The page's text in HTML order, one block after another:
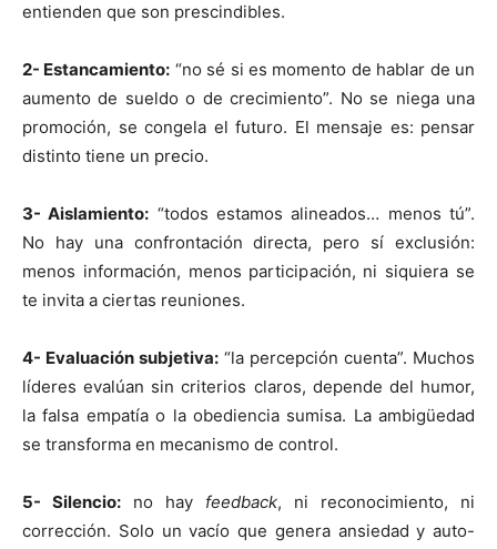
entienden que son prescindibles.
2- Estancamiento: “no sé si es momento de hablar de un
aumento de sueldo o de crecimiento”. No se niega una
promoción, se congela el futuro. El mensaje es: pensar
distinto tiene un precio.
3- Aislamiento: “todos estamos alineados… menos tú”.
No hay una confrontación directa, pero sí exclusión:
menos información, menos participación, ni siquiera se
te invita a ciertas reuniones.
4- Evaluación subjetiva: “la percepción cuenta”. Muchos
líderes evalúan sin criterios claros, depende del humor,
la falsa empatía o la obediencia sumisa. La ambigüedad
se transforma en mecanismo de control.
5- Silencio: no hay feedback, ni reconocimiento, ni
corrección. Solo un vacío que genera ansiedad y auto-